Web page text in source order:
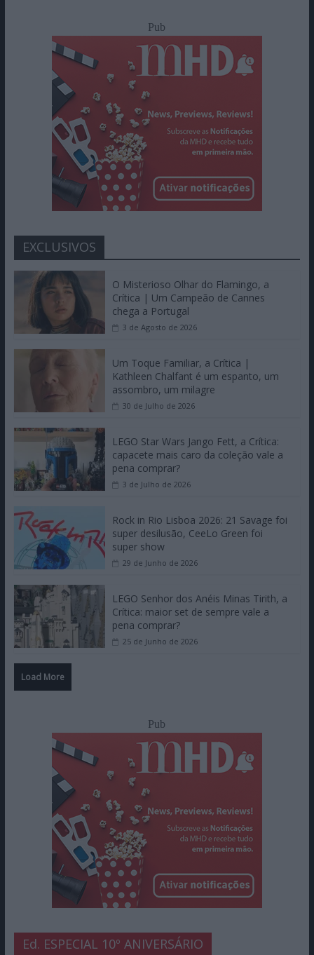
Pub
EXCLUSIVOS
O Misterioso Olhar do Flamingo, a
Crítica | Um Campeão de Cannes
chega a Portugal
3 de Agosto de 2026
Um Toque Familiar, a Crítica |
Kathleen Chalfant é um espanto, um
assombro, um milagre
30 de Julho de 2026
LEGO Star Wars Jango Fett, a Crítica:
capacete mais caro da coleção vale a
pena comprar?
3 de Julho de 2026
Rock in Rio Lisboa 2026: 21 Savage foi
super desilusão, CeeLo Green foi
super show
29 de Junho de 2026
LEGO Senhor dos Anéis Minas Tirith, a
Crítica: maior set de sempre vale a
pena comprar?
25 de Junho de 2026
Load More
Pub
Ed. ESPECIAL 10º ANIVERSÁRIO